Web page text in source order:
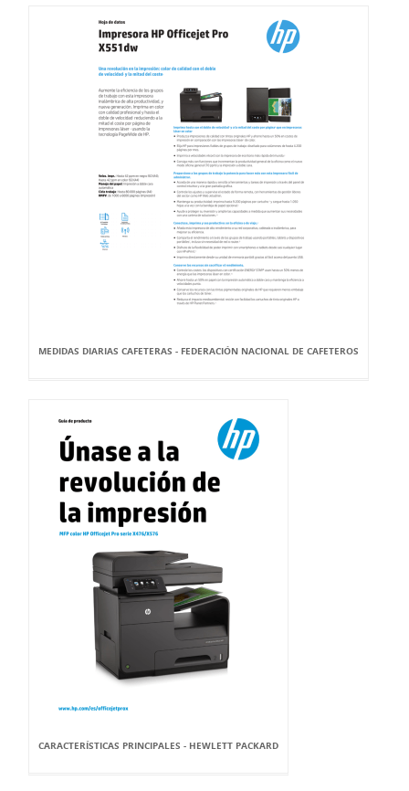
MEDIDAS DIARIAS CAFETERAS - FEDERACIÓN NACIONAL DE CAFETEROS
CARACTERÍSTICAS PRINCIPALES - HEWLETT PACKARD